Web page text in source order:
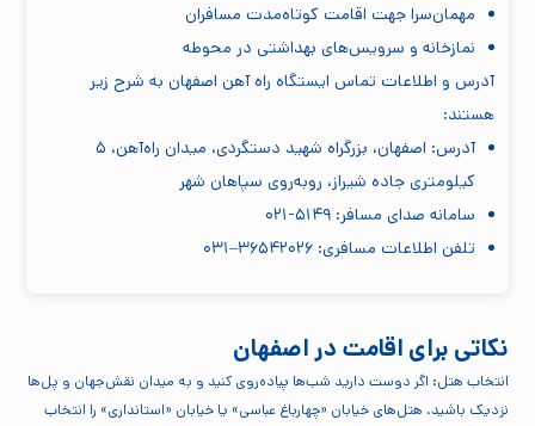
مهمان‌سرا جهت اقامت کوتاه‌مدت مسافران
نمازخانه و سرویس‌های بهداشتی در محوطه
آدرس و اطلاعات تماس ایستگاه راه آهن اصفهان به شرح زیر
هستند:
آدرس: اصفهان، بزرگراه شهید دستگردی، میدان راه‌آهن، ۵
کیلومتری جاده شیراز، روبه‌روی سپاهان شهر
سامانه صدای مسافر: ۵۱۴۹-۰۲۱
تلفن اطلاعات مسافری: ۳۶۵۴۲۰۲۶–۰۳۱
نکاتی برای اقامت در اصفهان
انتخاب هتل: اگر دوست دارید شب‌ها پیاده‌روی کنید و به میدان نقش‌جهان و پل‌ها
نزدیک باشید، هتل‌های خیابان «چهارباغ عباسی» یا خیابان «استانداری» را انتخاب